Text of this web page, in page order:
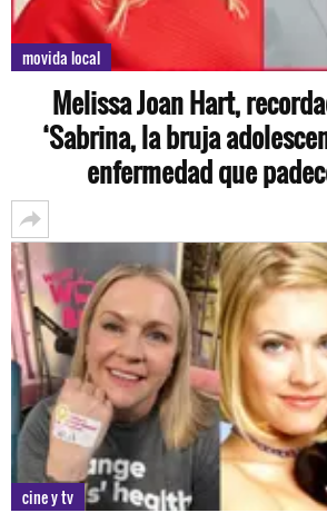
movida local
Melissa Joan Hart,
‘Sabrina, la bruja
enfermedad que
cine y tv